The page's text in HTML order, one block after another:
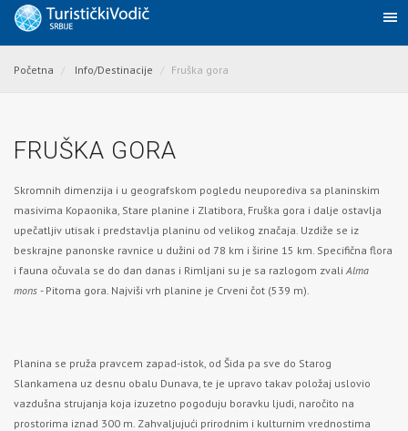
Početna Info/Destinacije Fruška gora
FRUŠKA GORA
Skromnih dimenzija i u geografskom pogledu neuporediva sa planinskim
masivima Kopaonika, Stare planine i Zlatibora, Fruška gora i dalje ostavlja
upečatljiv utisak i predstavlja planinu od velikog značaja. Uzdiže se iz
beskrajne panonske ravnice u dužini od 78 km i širine 15 km. Specifična flora
i fauna očuvala se do dan danas i Rimljani su je sa razlogom zvali Alma
mons - Pitoma gora. Najviši vrh planine je Crveni čot (539 m).
Planina se pruža pravcem zapad-istok, od Šida pa sve do Starog
Slankamena uz desnu obalu Dunava, te je upravo takav položaj uslovio
vazdušna strujanja koja izuzetno pogoduju boravku ljudi, naročito na
prostorima iznad 300 m. Zahvaljujući prirodnim i kulturnim vrednostima